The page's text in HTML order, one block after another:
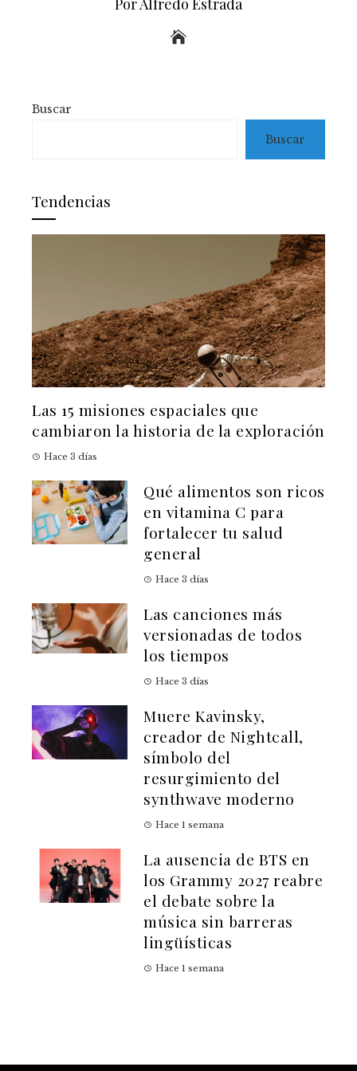
Por Alfredo Estrada
Buscar
Buscar
Tendencias
Las 15 misiones espaciales que
cambiaron la historia de la exploración
Hace 3 días
Qué alimentos son ricos
en vitamina C para
fortalecer tu salud
general
Hace 3 días
Las canciones más
versionadas de todos
los tiempos
Hace 3 días
Muere Kavinsky,
creador de Nightcall,
símbolo del
resurgimiento del
synthwave moderno
Hace 1 semana
La ausencia de BTS en
los Grammy 2027 reabre
el debate sobre la
música sin barreras
lingüísticas
Hace 1 semana